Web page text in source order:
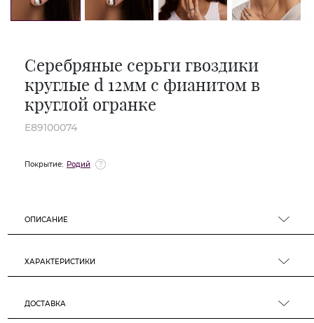
Серебряные серьги гвоздики
круглые d 12мм с фианитом в
круглой огранке
E89100074
Покрытие: Родий
ОПИСАНИЕ
ХАРАКТЕРИСТИКИ
ДОСТАВКА